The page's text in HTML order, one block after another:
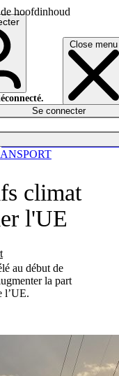
hoofdinhoud
Close menu
Se connecter
climat
l'UE
au début de
la part
l’UE.